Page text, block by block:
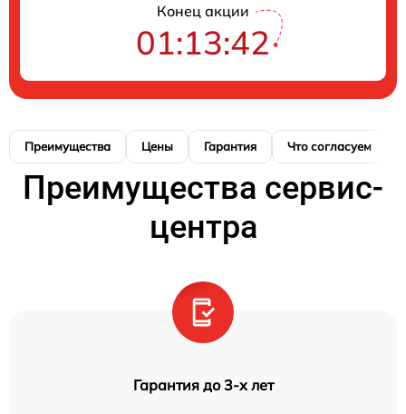
Конец акции
01:13:41
Преимущества Цены Гарантия Что согласуем
Преимущества сервис-
центра
Гарантия до 3-х лет